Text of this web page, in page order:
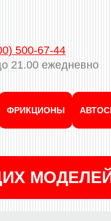
500-67-44
21.00 ежедневно
ФРИКЦИОНЫ
МОДЕЛЕЙ